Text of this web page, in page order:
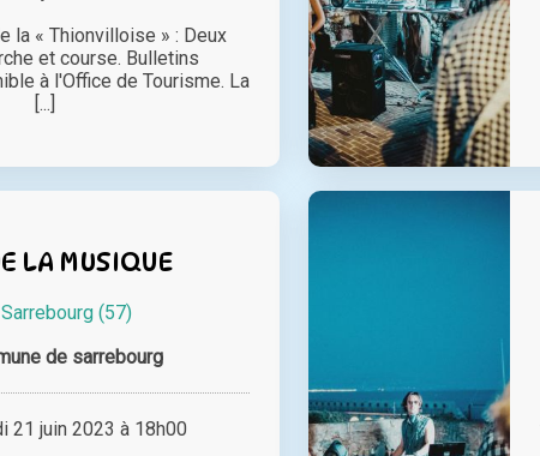
la « Thionvilloise » : Deux
et course. Bulletins
à l'Office de Tourisme. La
[...]
LA MUSIQUE
Sarrebourg (57)
de sarrebourg
juin 2023 à 18h00